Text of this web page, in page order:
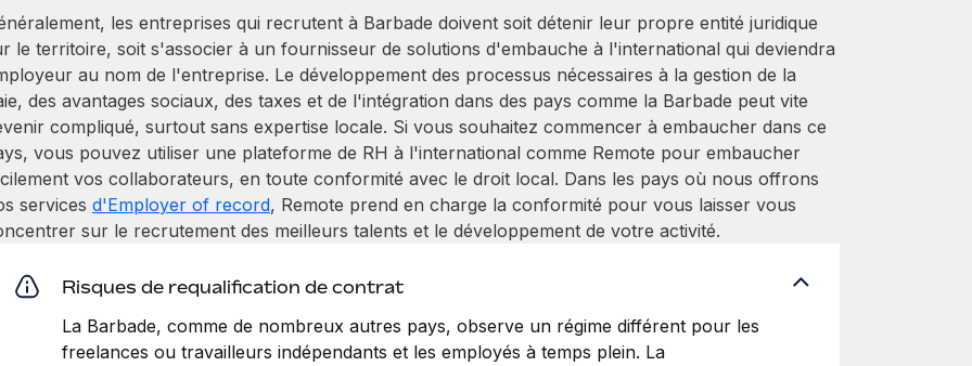
les entreprises qui recrutent à Barbade doivent soit détenir leur propre entité juridique
le territoire, soit s'associer à un fournisseur de solutions d'embauche à l'international qui deviendra
au nom de l'entreprise. Le développement des processus nécessaires à la gestion de la
des avantages sociaux, des taxes et de l'intégration dans des pays comme la Barbade peut vite
compliqué, surtout sans expertise locale. Si vous souhaitez commencer à embaucher dans ce
vous pouvez utiliser une plateforme de RH à l'international comme Remote pour embaucher
vos collaborateurs, en toute conformité avec le droit local. Dans les pays où nous offrons
services d'Employer of record, Remote prend en charge la conformité pour vous laisser vous
sur le recrutement des meilleurs talents et le développement de votre activité.
Risques de requalification de contrat
La Barbade, comme de nombreux autres pays, observe un régime différent pour les
freelances ou travailleurs indépendants et les employés à temps plein. La